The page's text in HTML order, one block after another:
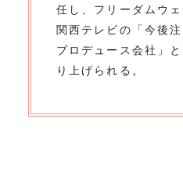
任し、フリーダムウェ
関西テレビの「今後
プロデュース会社」
り上げられる。